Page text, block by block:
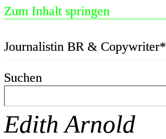
Zum Inhalt springen
Journalistin BR & Copywriter*
Suchen
Edith Arnold